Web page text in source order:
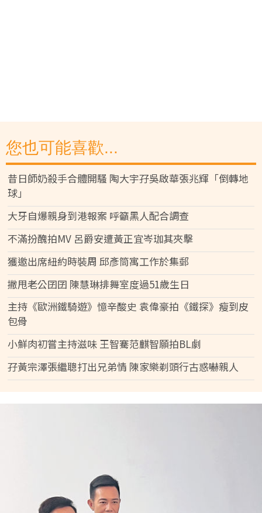
您也可能喜歡...
昔日師奶殺手合體開騷 陶大宇孖吳啟華張兆輝「倒轉地
球」
大牙自爆親身到港報案 呼籲黑人配合調查
不滿扮醜拍MV 呂爵安遭黃正宜岑珈其夾擊
獲邀出席紐約時裝周 邱彥筒寓工作於集郵
撇甩老公囝囝 陳慧琳排舞室度過51歲生日
主持《歐洲鐵騎遊》憶辛酸史 袁偉豪拍《鐵探》瘦到皮
包骨
小鮮肉初嘗主持滋味 王智騫范麒智願拍BL劇
孖黃宗澤張繼聰打出兄弟情 陳家樂剃頭行古惑嚇親人